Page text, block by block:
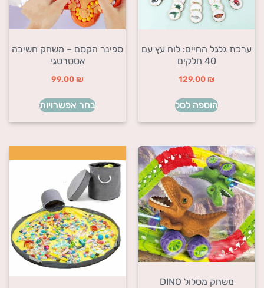
ערכת גלגל החיים: לוח עץ עם
40 חלקים
129.00 ₪
הוספה לסל
ספינר הקסם – משחק חשיבה
אסטרטגי
99.00 ₪
בחר אפשרויות
משחק מסלול DINO